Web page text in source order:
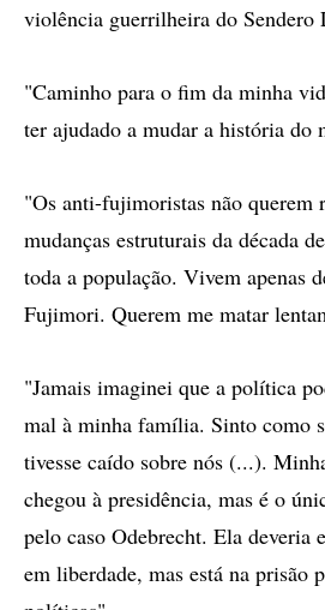
violência guerrilheira do Sendero
"Caminho para o fim da minha
ter ajudado a mudar a história do
"Os anti-fujimoristas não querem
mudanças estruturais da década
toda a população. Vivem apenas
Fujimori. Querem me matar
"Jamais imaginei que a política
mal à minha família. Sinto como
tivesse caído sobre nós (...).
chegou à presidência, mas é o
pelo caso Odebrecht. Ela deveria
em liberdade, mas está na prisão